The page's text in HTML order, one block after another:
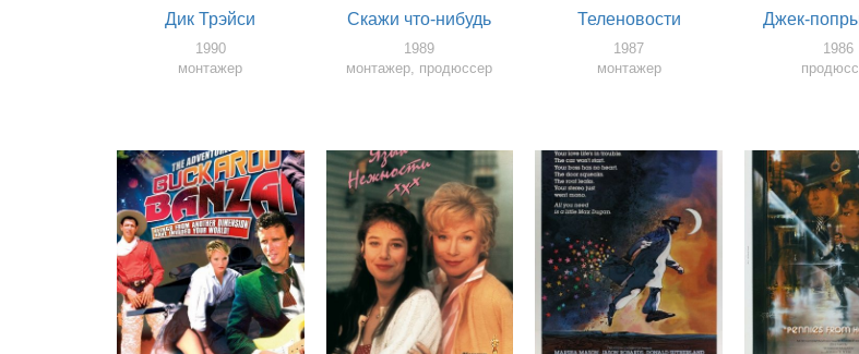
Дик Трэйси
1990
монтажер
Скажи что-нибудь
1989
монтажер, продюссер
Теленовости
1987
монтажер
Джек-
1986